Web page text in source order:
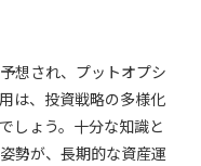
想され、プットオプシ
は、投資戦略の多様化
しょう。十分な知識と
勢が、長期的な資産運